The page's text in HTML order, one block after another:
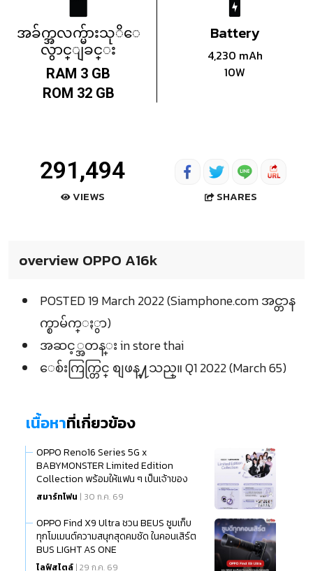
အခ်က္အလက္မ်ားသုိေ
လွာင္ျခင္း
RAM 3 GB
ROM 32 GB
Battery
4,230 mAh
10W
291,494
VIEWS SHARES
overview OPPO A16k
POSTED 19 March 2022 (Siamphone.com အင္တာန
က္စာမ်က္ႏွာ)
အဆင့္အတန္း in store thai
ေစ်းကြက္တြင္ စျဖန္႔သည္။ Q1 2022 (March 65)
เนื้อหาที่เกี่ยวข้อง
OPPO Reno16 Series 5G x
BABYMONSTER Limited Edition
Collection พร้อมให้แฟน ๆ เป็นเจ้าของ
แล้ว
สมาร์ทโฟน | 30 ก.ค. 69
OPPO Find X9 Ultra ชวน BEUS ซูมเก็บ
ทุกโมเมนต์ความสนุกสุดคมชัด ในคอนเสิร์ต
BUS LIGHT AS ONE
ไลฟ์สไตล์ | 29 ก.ค. 69